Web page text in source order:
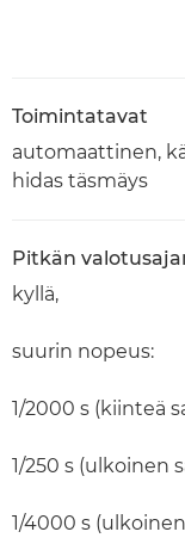
Toimintatavat
automaattinen,
hidas täsmäys
Pitkän
kyllä,
suurin nopeus:
1/2000 s (kiinteä
1/250 s (ulkoinen
1/4000 s